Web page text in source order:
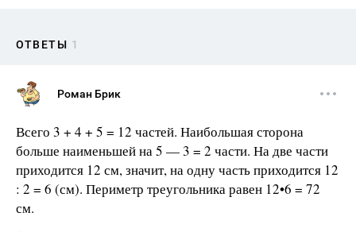
ОТВЕТЫ 1
Роман Брик
Всего 3 + 4 + 5 = 12 частей. Наибольшая сторона
больше наименьшей на 5 — 3 = 2 части. На две части
приходится 12 см, значит, на одну часть приходится 12
: 2 = 6 (см). Периметр треугольника равен 12•6 = 72
см.